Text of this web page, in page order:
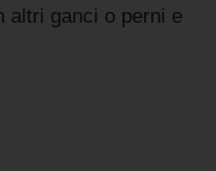
altri ganci o perni e